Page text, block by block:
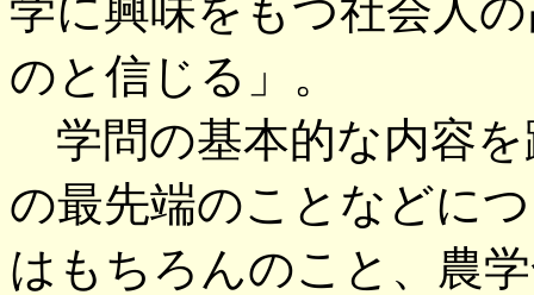
学に興味をもつ社会人
のと信じる」。
学問の基本的な内容
の最先端のことなどに
はもちろんのこと、農